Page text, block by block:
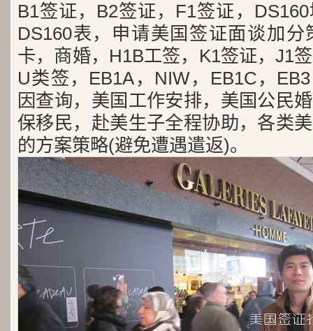
B1签证，B2签证，F1签证，
DS160表，申请美国签证面谈加
卡，商婚，H1B工签，K1签证，J1
U类签，EB1A，NIW，EB1C，
因查询，美国工作安排，美国公民
保移民，赴美生子全程协助，各类
的方案策略(避免遭遇遣返)。